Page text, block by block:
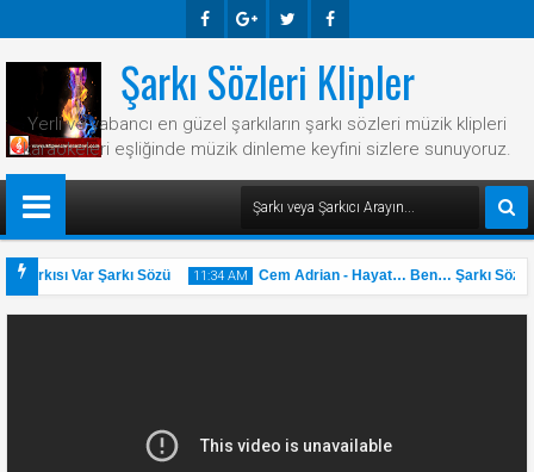
Ook E-
Plus
R Ook
Şarkı Sözleri Klipler
Yerli ve yabancı en güzel şarkıların şarkı sözleri müzik klipleri
karaokeleri eşliğinde müzik dinleme keyfini sizlere sunuyoruz.
Var Şarkı Sözü 11:34 AM
31 May
2025
Cem Adrian - Hayat… Ben… Şarkı Sözü